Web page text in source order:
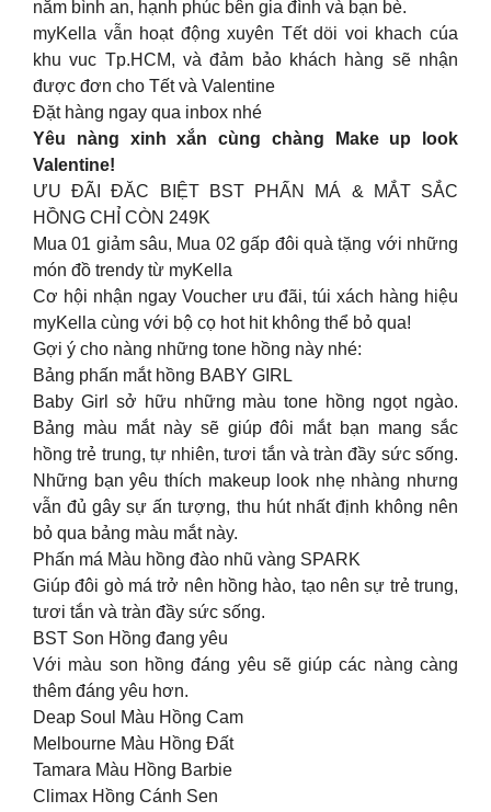
năm bình an, hạnh phúc bên gia đình và bạn bè.
myKella vẫn hoạt động xuyên Tết döi voi khach cúa
khu vuc Tp.HCM, và đảm bảo khách hàng sẽ nhận
được đơn cho Tết và Valentine
Đặt hàng ngay qua inbox nhé
Yêu nàng xinh xắn cùng chàng Make up look
Valentine!
ƯU ĐÃI ĐĂC BIỆT BST PHẤN MÁ & MẮT SẮC
HỒNG CHỈ CÒN 249K
Mua 01 giảm sâu, Mua 02 gấp đôi quà tặng với những
món đồ trendy từ myKella
Cơ hội nhận ngay Voucher ưu đãi, túi xách hàng hiệu
myKella cùng với bộ cọ hot hit không thể bỏ qua!
Gợi ý cho nàng những tone hồng này nhé:
Bảng phấn mắt hồng BABY GIRL
Baby Girl sở hữu những màu tone hồng ngọt ngào.
Bảng màu mắt này sẽ giúp đôi mắt bạn mang sắc
hồng trẻ trung, tự nhiên, tươi tắn và tràn đầy sức sống.
Những bạn yêu thích makeup look nhẹ nhàng nhưng
vẫn đủ gây sự ấn tượng, thu hút nhất định không nên
bỏ qua bảng màu mắt này.
Phấn má Màu hồng đào nhũ vàng SPARK
Giúp đôi gò má trở nên hồng hào, tạo nên sự trẻ trung,
tươi tắn và tràn đầy sức sống.
BST Son Hồng đang yêu
Với màu son hồng đáng yêu sẽ giúp các nàng càng
thêm đáng yêu hơn.
Deap Soul Màu Hồng Cam
Melbourne Màu Hồng Đất
Tamara Màu Hồng Barbie
Climax Hồng Cánh Sen